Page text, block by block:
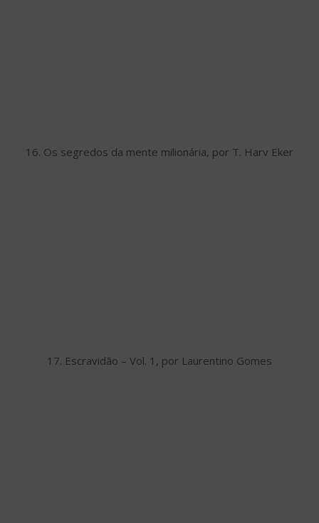
16. Os segredos da mente milionária, por T. Harv Eker
17. Escravidão – Vol. 1, por Laurentino Gomes